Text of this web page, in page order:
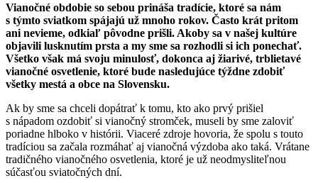
Vianočné obdobie so sebou prináša tradície, ktoré sa nám
s týmto sviatkom spájajú už mnoho rokov. Často krát pritom
ani nevieme, odkiaľ pôvodne prišli. Akoby sa v našej kultúre
objavili lusknutím prsta a my sme sa rozhodli si ich ponechať.
Všetko však má svoju minulosť, dokonca aj žiarivé, trblietavé
vianočné osvetlenie, ktoré bude nasledujúce týždne zdobiť
všetky mestá a obce na Slovensku.
Ak by sme sa chceli dopátrať k tomu, kto ako prvý prišiel
s nápadom ozdobiť si vianočný stromček, museli by sme zaloviť
poriadne hlboko v histórii. Viaceré zdroje hovoria, že spolu s touto
tradíciou sa začala rozmáhať aj vianočná výzdoba ako taká. Vrátane
tradičného vianočného osvetlenia, ktoré je už neodmysliteľnou
súčasťou sviatočných dní.